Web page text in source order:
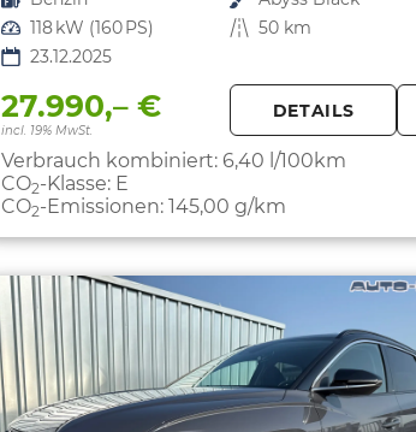
Leistung 118 kW (160 PS) Kilometerstand 50 km
23.12.2025
27.990,– €
incl. 19% MwSt.
DETAILS
Verbrauch kombiniert: 6,40 l/100km
CO2-Klasse: E
CO2-Emissionen: 145,00 g/km